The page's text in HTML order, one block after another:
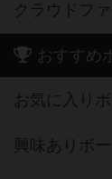
クラウドフ
おすすめ
お気に入り
興味ありボ